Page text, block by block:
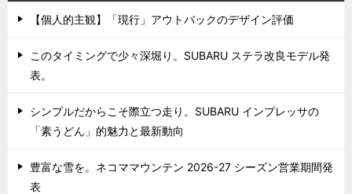
【個人的主観】「現行」アウトバックのデザイン評価
このタイミングで少々深堀り。SUBARU ステラ改良モデル発
表。
シンプルだからこそ際立つ走り。SUBARU インプレッサの
「素うどん」的魅力と最新動向
豊富な雪を。ネコママウンテン 2026-27 シーズン営業期間発
表